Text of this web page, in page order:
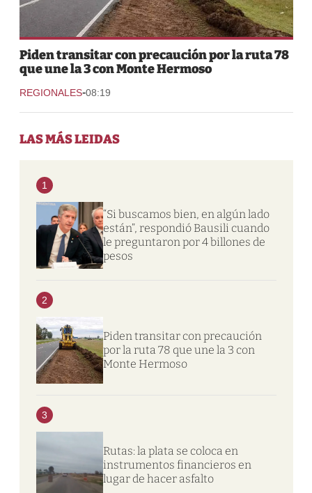
Piden transitar con precaución por la ruta 78
que une la 3 con Monte Hermoso
REGIONALES-08:19
LAS MÁS LEIDAS
1
“Si buscamos bien, en algún lado
están”, respondió Bausili cuando
le preguntaron por 4 billones de
pesos
2
Piden transitar con precaución
por la ruta 78 que une la 3 con
Monte Hermoso
3
Rutas: la plata se coloca en
instrumentos financieros en
lugar de hacer asfalto